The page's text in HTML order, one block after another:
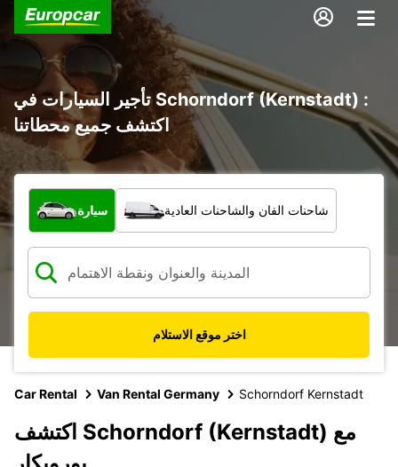
تأجير السيارات في Schorndorf (Kernstadt) :
اكتشف جميع محطاتنا
ما نوع المركبة؟
سيارة شاحنات الفان والشاحنات العادية
اختر موقع الاستلام
Car Rental Van Rental Germany Schorndorf Kernstadt
اكتشف Schorndorf (Kernstadt) مع